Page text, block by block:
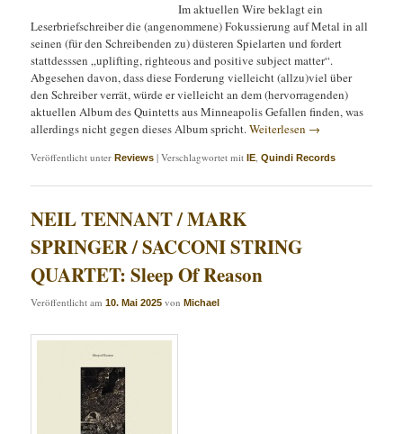
Im aktuellen Wire beklagt ein
Leserbriefschreiber die (angenommene) Fokussierung auf Metal in all
seinen (für den Schreibenden zu) düsteren Spielarten und fordert
stattdesssen „uplifting, righteous and positive subject matter“.
Abgesehen davon, dass diese Forderung vielleicht (allzu)viel über
den Schreiber verrät, würde er vielleicht an dem (hervorragenden)
aktuellen Album des Quintetts aus Minneapolis Gefallen finden, was
allerdings nicht gegen dieses Album spricht.Weiterlesen →
Veröffentlicht unter Reviews |Verschlagwortet mit IE,Quindi Records
NEIL TENNANT / MARK
SPRINGER / SACCONI STRING
QUARTET: Sleep Of Reason
Veröffentlicht am10. Mai 2025 vonMichael